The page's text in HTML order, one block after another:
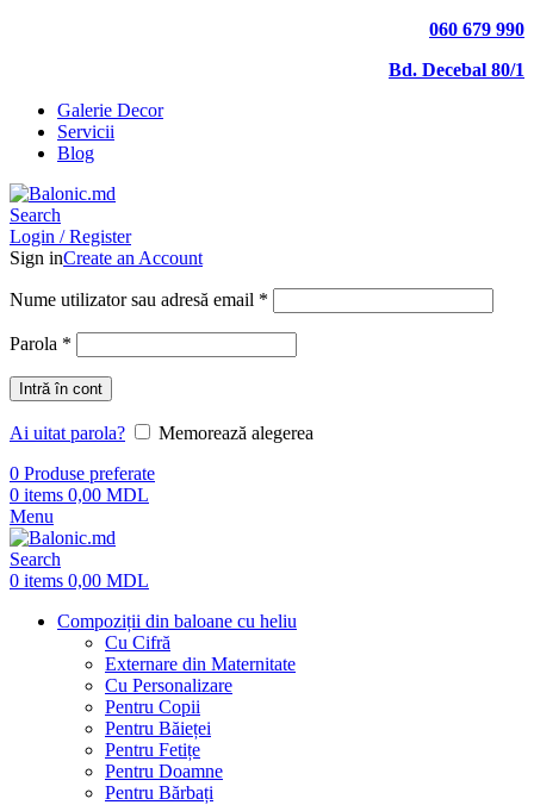
060 679 990
Bd. Decebal 80/1
Galerie Decor
Servicii
Blog
Search
Login / Register
Sign inCreate an Account
Nume utilizator sau adresă email *
Parola *
Intră în cont
Ai uitat parola?
Memorează alegerea
0 Produse preferate
0 items 0,00 MDL
Menu
Search
0 items 0,00 MDL
Compoziții din baloane cu heliu
Cu Cifră
Externare din Maternitate
Cu Personalizare
Pentru Copii
Pentru Băieței
Pentru Fetițe
Pentru Doamne
Pentru Bărbați